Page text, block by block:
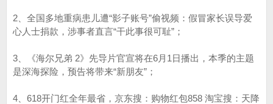
2、全国多地重病患儿遭“影子账号”偷视频：假冒家长误导爱
心人士捐款，涉事者直言“干此事很可耻”；
3、《海尔兄弟 2》先导片官宣将在6月1日播出，本季的主题
是深海探险，预告将带来“新朋友”；
4、618开门红全年最省，京东搜：购物红包858 淘宝搜：天降